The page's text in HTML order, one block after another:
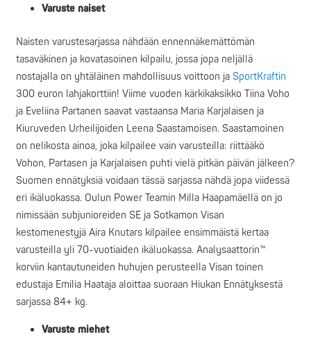
Varuste naiset
Naisten varustesarjassa nähdään ennennäkemättömän
tasaväkinen ja kovatasoinen kilpailu, jossa jopa neljällä
nostajalla on yhtäläinen mahdollisuus voittoon ja SportKraftin
300 euron lahjakorttiin! Viime vuoden kärkikaksikko Tiina Voho
ja Eveliina Partanen saavat vastaansa Maria Karjalaisen ja
Kiuruveden Urheilijoiden Leena Saastamoisen. Saastamoinen
on nelikosta ainoa, joka kilpailee vain varusteilla: riittääkö
Vohon, Partasen ja Karjalaisen puhti vielä pitkän päivän jälkeen?
Suomen ennätyksiä voidaan tässä sarjassa nähdä jopa viidessä
eri ikäluokassa. Oulun Power Teamin Milla Haapamäellä on jo
nimissään subjunioreiden SE ja Sotkamon Visan
kestomenestyjä Aira Knutars kilpailee ensimmäistä kertaa
varusteilla yli 70-vuotiaiden ikäluokassa. Analysaattorin™
korviin kantautuneiden huhujen perusteella Visan toinen
edustaja Emilia Haataja aloittaa suoraan Hiukan Ennätyksestä
sarjassa 84+ kg.
Varuste miehet